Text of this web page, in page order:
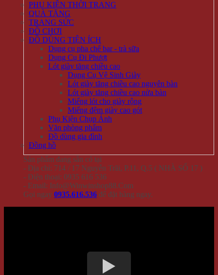
PHỤ KIỆN THỜI TRANG
QUÀ TẶNG
TRANG SỨC
ĐỒ CHƠI
ĐỒ DÙNG TIỆN ÍCH
Dụng cụ pha chế bar - trà sữa
Dụng Cụ Đi Phượt
Lót giày tăng chiều cao
Dụng Cụ Vệ Sinh Giày
Lót giày tăng chiều cao nguyên bàn
Lót giày tăng chiều cao nửa bàn
Miếng lót cho giày rộng
Miếng đệm giày cao gót
Phụ Kiện Chụp Ảnh
Văn phòng phẩm
Đồ dùng gia đình
Đồng hồ
Sản phẩm đang sẵn có tại
- Địa chỉ: 714 / 17 Nguyễn Trãi, P.11, Q.5 ( NHÀ SỐ 17 )
- Điện thoại: 0935 616 536
- Email: Info@Winwinshop88.Com
Gọi ngay 0935.616.536 để đặt hàng ngay.